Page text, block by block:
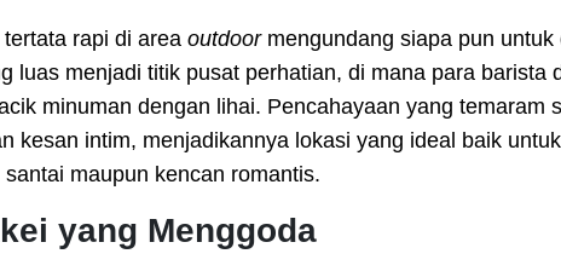
rapi di area outdoormengundang siapa pun untuk
luas menjadi titik pusat perhatian, di mana para barista
minuman dengan lihai. Pencahayaan yang temaram
kesan intim, menjadikannya lokasi yang ideal baik untuk
maupun kencan romantis.
yang Menggoda